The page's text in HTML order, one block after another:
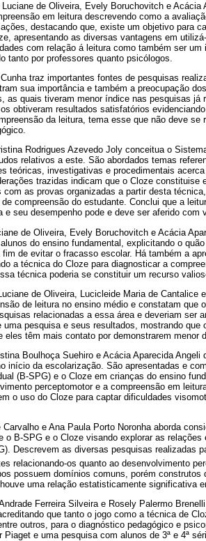
de Oliveira, Evely Boruchovitch e Acácia
em leitura descrevendo como a
destacando que, existe um objetivo para
apresentando as diversas vantagens em
com relação á leitura como também ser um
tanto por professores quanto psicólogos.
traz importantes fontes de pesquisas
sua importância e também a preocupação
as quais tiveram menor índice nas pesquisas já
obtiveram resultados satisfatórios
da leitura, tema esse que não deve se
Rodrigues Azevedo Joly conceitua o
relativos a este. São abordados temas
teóricas, investigativas e procedimentais
trazidas indicam que o Cloze constituise
as provas organizadas a partir desta
compreensão do estudante. Conclui que a
e seu desempenho pode e deve ser aferido
de Oliveira, Evely Boruchovitch e Acácia
do ensino fundamental, explicitando o
de evitar o fracasso escolar. Há também a
a técnica do Cloze para diagnosticar a
técnica poderia se constituir um recurso
de Oliveira, Lucicleide Maria de Cantalice
de leitura no ensino médio e constatam que
relacionadas a essa área e deveriam ser
pesquisa e seus resultados, mostrando que
têm mais contato por demonstrarem menor
Boulhoça Suehiro e Acácia Aparecida
início da escolarização. São apresentadas e
(B-SPG) e o Cloze em crianças do ensino
perceptomotor e a compreensão em
o uso do Cloze para captar dificuldades
e Ana Paula Porto Noronha aborda
o B-SPG e o Cloze visando explorar as
Descrevem as diversas pesquisas realizadas
relacionando-os quanto ao desenvolvimento
possuem domínios comuns, porém
uma relação estatisticamente significativa
Ferreira Silveira e Rosely Palermo
que tanto o jogo como a técnica de
outros, para o diagnóstico pedagógico e
Piaget e uma pesquisa com alunos de 3ª e 4ª